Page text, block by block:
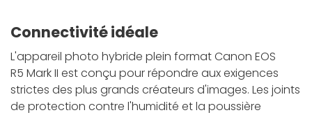
Connectivité idéale
L'appareil photo hybride plein format Canon EOS
R5 Mark II est conçu pour répondre aux exigences
strictes des plus grands créateurs d'images. Les joints
de protection contre l'humidité et la poussière